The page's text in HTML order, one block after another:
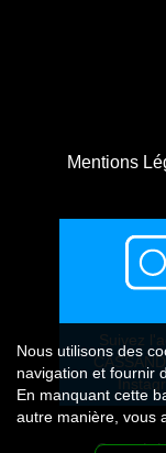
Mentions
Suivez
Nous utilisons des
navigation et fournir
En manquant cette
autre manière, vous